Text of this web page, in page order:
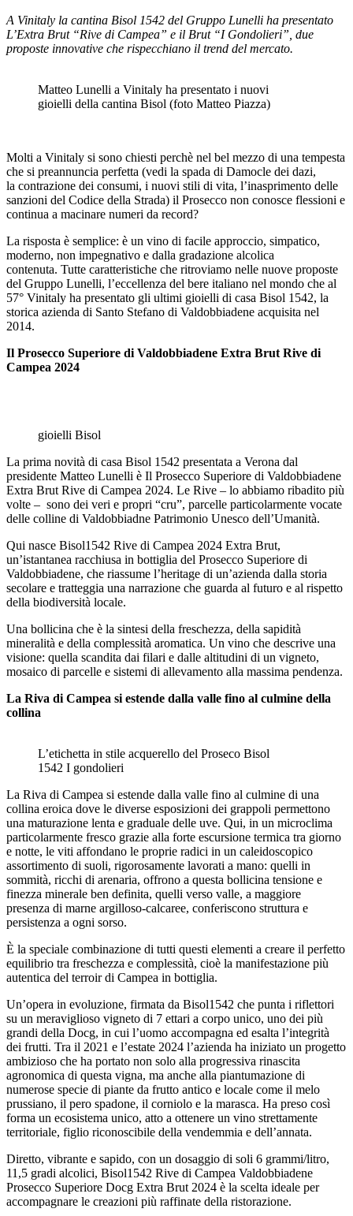
A Vinitaly la cantina Bisol 1542 del Gruppo Lunelli ha presentato
L’Extra Brut “Rive di Campea” e il Brut “I Gondolieri”, due
proposte innovative che rispecchiano il trend del mercato.
Matteo Lunelli a Vinitaly ha presentato i nuovi
gioielli della cantina Bisol (foto Matteo Piazza)
Molti a Vinitaly si sono chiesti perchè nel bel mezzo di una tempesta
che si preannuncia perfetta (vedi la spada di Damocle dei dazi,
la contrazione dei consumi, i nuovi stili di vita, l’inasprimento delle
sanzioni del Codice della Strada) il Prosecco non conosce flessioni e
continua a macinare numeri da record?
La risposta è semplice: è un vino di facile approccio, simpatico,
moderno, non impegnativo e dalla gradazione alcolica
contenuta. Tutte caratteristiche che ritroviamo nelle nuove proposte
del Gruppo Lunelli, l’eccellenza del bere italiano nel mondo che al
57° Vinitaly ha presentato gli ultimi gioielli di casa Bisol 1542, la
storica azienda di Santo Stefano di Valdobbiadene acquisita nel
2014.
Il Prosecco Superiore di Valdobbiadene Extra Brut Rive di
Campea 2024
gioielli Bisol
La prima novità di casa Bisol 1542 presentata a Verona dal
presidente Matteo Lunelli è Il Prosecco Superiore di Valdobbiadene
Extra Brut Rive di Campea 2024. Le Rive – lo abbiamo ribadito più
volte – sono dei veri e propri “cru”, parcelle particolarmente vocate
delle colline di Valdobbiadne Patrimonio Unesco dell’Umanità.
Qui nasce Bisol1542 Rive di Campea 2024 Extra Brut,
un’istantanea racchiusa in bottiglia del Prosecco Superiore di
Valdobbiadene, che riassume l’heritage di un’azienda dalla storia
secolare e tratteggia una narrazione che guarda al futuro e al rispetto
della biodiversità locale.
Una bollicina che è la sintesi della freschezza, della sapidità
mineralità e della complessità aromatica. Un vino che descrive una
visione: quella scandita dai filari e dalle altitudini di un vigneto,
mosaico di parcelle e sistemi di allevamento alla massima pendenza.
La Riva di Campea si estende dalla valle fino al culmine della
collina
L’etichetta in stile acquerello del Proseco Bisol
1542 I gondolieri
La Riva di Campea si estende dalla valle fino al culmine di una
collina eroica dove le diverse esposizioni dei grappoli permettono
una maturazione lenta e graduale delle uve. Qui, in un microclima
particolarmente fresco grazie alla forte escursione termica tra giorno
e notte, le viti affondano le proprie radici in un caleidoscopico
assortimento di suoli, rigorosamente lavorati a mano: quelli in
sommità, ricchi di arenaria, offrono a questa bollicina tensione e
finezza minerale ben definita, quelli verso valle, a maggiore
presenza di marne argilloso-calcaree, conferiscono struttura e
persistenza a ogni sorso.
È la speciale combinazione di tutti questi elementi a creare il perfetto
equilibrio tra freschezza e complessità, cioè la manifestazione più
autentica del terroir di Campea in bottiglia.
Un’opera in evoluzione, firmata da Bisol1542 che punta i riflettori
su un meraviglioso vigneto di 7 ettari a corpo unico, uno dei più
grandi della Docg, in cui l’uomo accompagna ed esalta l’integrità
dei frutti. Tra il 2021 e l’estate 2024 l’azienda ha iniziato un progetto
ambizioso che ha portato non solo alla progressiva rinascita
agronomica di questa vigna, ma anche alla piantumazione di
numerose specie di piante da frutto antico e locale come il melo
prussiano, il pero spadone, il corniolo e la marasca. Ha preso così
forma un ecosistema unico, atto a ottenere un vino strettamente
territoriale, figlio riconoscibile della vendemmia e dell’annata.
Diretto, vibrante e sapido, con un dosaggio di soli 6 grammi/litro,
11,5 gradi alcolici, Bisol1542 Rive di Campea Valdobbiadene
Prosecco Superiore Docg Extra Brut 2024 è la scelta ideale per
accompagnare le creazioni più raffinate della ristorazione.